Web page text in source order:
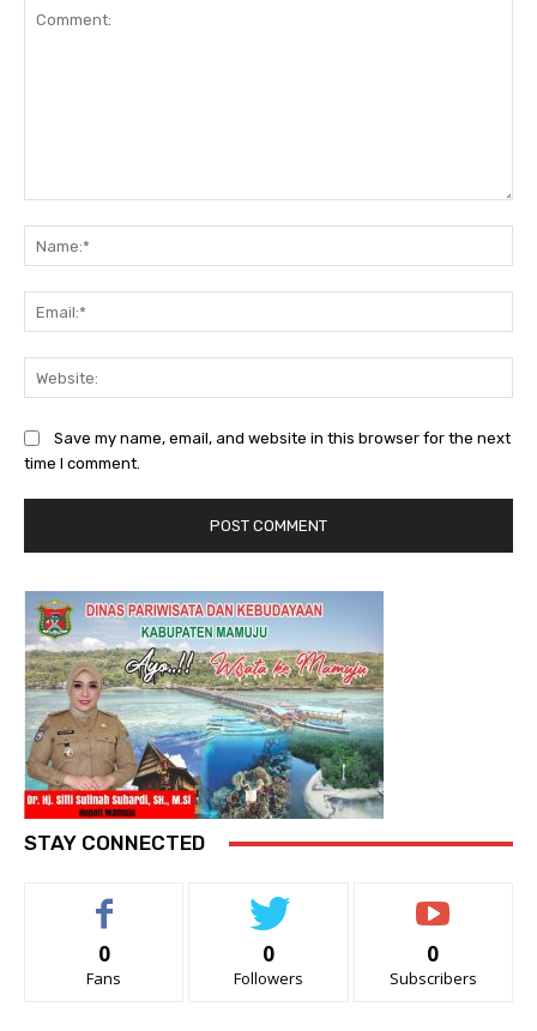
Save my name, email, and website in this browser for the next
time I comment.
STAY CONNECTED
0
Fans
0
Followers
0
Subscribers